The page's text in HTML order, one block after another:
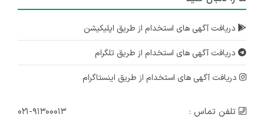
دریافت آگهی های استخدام از طریق اپلیکیشن
دریافت آگهی های استخدام از طریق تلگرام
دریافت آگهی های استخدام از طریق اینستاگرام
تلفن تماس : ۰۲۱-۹۱۳۰۰۰۱۳